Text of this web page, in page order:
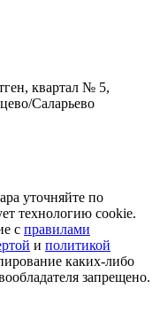
квартал № 5,
Саларьево
уточняйте по
технологию cookie.
с правилами
и политикой
каких-либо
запрещено.